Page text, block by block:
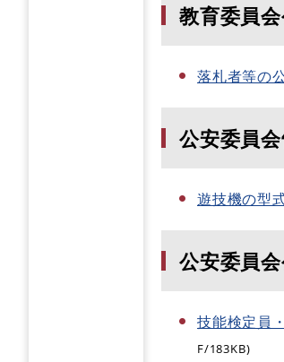
教育委員
落札者等の
公安委員
遊技機の型
公安委員
技能検定員
F/183KB)